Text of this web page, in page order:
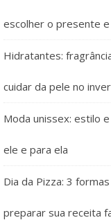
escolher o presente
Hidratantes:
cuidar da pele no
Moda unissex: estilo
ele e para ela
Dia da Pizza: 3
preparar sua receita